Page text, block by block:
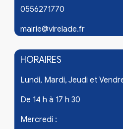
0556271770
mairie@virelade.fr
HORAIRES
Lundi, Mardi, Jeudi et
De 14 h à 17 h 30
Mercredi :